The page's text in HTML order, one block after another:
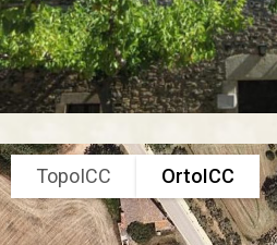
TopoICC OrtoICC